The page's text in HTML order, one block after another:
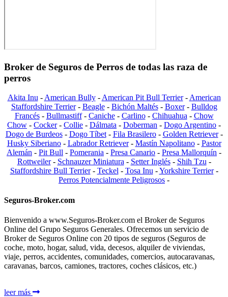
Broker de Seguros de Perros de todas las raza de
perros
Akita Inu - American Bully- American Pit Bull Terrier- American
Staffordshire Terrier- Beagle- Bichón Maltés- Boxer- Bulldog
Francés- Bullmastiff- Caniche- Carlino- Chihuahua - Chow
Chow - Cocker- Collie - Dálmata - Doberman - Dogo Argentino -
Dogo de Burdeos- Dogo Tíbet- Fila Brasilero- Golden Retriever-
Husky Siberiano- Labrador Retriever- Mastín Napolitano- Pastor
Alemán - Pit Bull - Pomerania - Presa Canario - Presa Mallorquín -
Rottweiler- Schnauzer Miniatura - Setter Inglés- Shih Tzu -
Staffordshire Bull Terrier- Teckel - Tosa Inu -Yorkshire Terrier-
Perros Potencialmente Peligrosos -
Seguros-Broker.com
Bienvenido a www.Seguros-Broker.com el Broker de Seguros
Online del Grupo Seguros Generales. Ofrecemos un servicio de
Broker de Seguros Online con 20 tipos de seguros (Seguros de
coche, moto, hogar, salud, vida, decesos, alquiler de viviendas,
viaje, perros, accidentes, comunidades, comercios, autocaravanas,
caravanas, barcos, camiones, tractores, coches clásicos, etc.)
leer más